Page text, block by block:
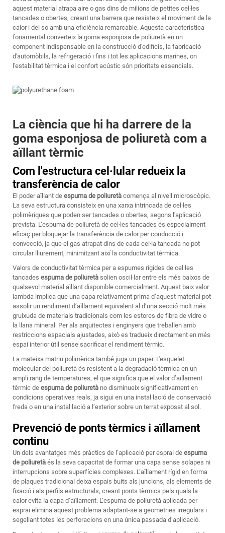
aquest material atrapa aire o gas dins de milions de petites cel·les
tancades o obertes, creant una barrera que resisteix el moviment de la
calor i del so amb una eficiència remarcable. Aquesta característica
fonamental converteix la goma esponjosa de poliuretà en un
component indispensable en la construcció d'edificis, la fabricació
d'automòbils, la refrigeració i fins i tot les aplicacions marines, on
l'estabilitat tèrmica i el confort acústic són prioritats essencials.
La ciència que hi ha darrere de la
goma esponjosa de poliuretà com a
aïllant tèrmic
Com l'estructura cel·lular redueix la
transferència de calor
El poder aïllant de espuma de poliuretà comença al nivell microscòpic.
La seva estructura consisteix en una xarxa intrincada de cel·les
polimèriques que poden ser tancades o obertes, segons l'aplicació
prevista. L’espuma de poliuretà de cel·les tancades és especialment
eficaç per bloquejar la transferència de calor per conducció i
convecció, ja que el gas atrapat dins de cada cel·la tancada no pot
circular lliurement, minimitzant així la conductivitat tèrmica.
Valors de conductivitat tèrmica per a espumes rígides de cel·les
tancades espuma de poliuretà solien oscil·lar entre els més baixos de
qualsevol material aïllant disponible comercialment. Aquest baix valor
lambda implica que una capa relativament prima d’aquest material pot
assolir un rendiment d’aïllament equivalent al d’una secció molt més
gruixuda de materials tradicionals com les estores de fibra de vidre o
la llana mineral. Per als arquitectes i enginyers que treballen amb
restriccions espacials ajustades, això es tradueix directament en més
espai interior útil sense sacrificar el rendiment tèrmic.
La mateixa matriu polimèrica també juga un paper. L'esquelet
molecular del poliuretà és resistent a la degradació tèrmica en un
ampli rang de temperatures, el que significa que el valor d’aïllament
tèrmic de espuma de poliuretà no disminueix significativament en
condicions operatives reals, ja sigui en una instal·lació de conservació
freda o en una instal·lació a l’exterior sobre un terrat exposat al sol.
Prevenció de ponts tèrmics i aïllament
continu
Un dels avantatges més pràctics de l’aplicació per esprai de espuma
de poliuretà és la seva capacitat de formar una capa sense solapes ni
interrupcions sobre superfícies complexes. L’aïllament rígid en forma
de plaques tradicional deixa espais buits als juncions, als elements de
fixació i als perfils estructurals, creant ponts tèrmics pels quals la
calor evita la capa d’aïllament. L’espuma de poliuretà aplicada per
esprai elimina aquest problema adaptant-se a geometries irregulars i
segellant totes les perforacions en una única passada d’aplicació.